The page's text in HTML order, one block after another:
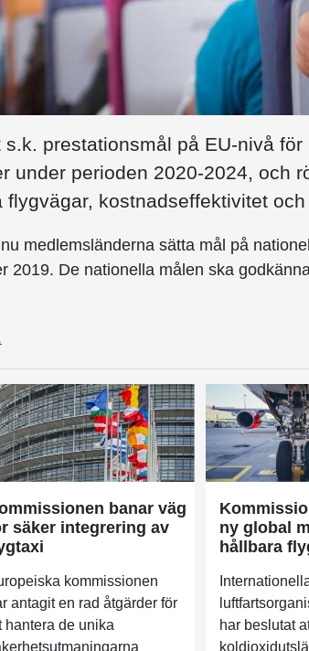
prestationsmål på EU-nivå för
under perioden 2020-2024, och
kostnadseffektivitet
medlemsländerna sätta mål på
2019. De nationella målen ska
banar väg
säker integrering av
kommissionen
antagit en rad åtgärder för
hantera de unika
ny global
hållbara
har beslutat